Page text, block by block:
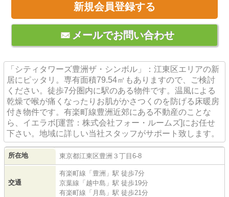
新規会員登録する
メールでお問い合わせ
「シティタワーズ豊洲ザ・シンボル」：江東区エリアの新
居にピッタリ。専有面積79.54㎡もありますので、ご検討
ください。徒歩7分圏内に駅のある物件です。温風による
乾燥で喉が痛くなったりお肌がかさつくのを防げる床暖房
付き物件です。有楽町線豊洲近郊にある不動産のことな
ら、イエラボ[運営：株式会社フォー・ルームズ]にお任せ
下さい。地域に詳しい当社スタッフがサポート致します。
所在地 東京都江東区豊洲 ３丁目6-8
交通
有楽町線 「 豊洲 」駅 徒歩7分
京葉線 「 越中島 」駅 徒歩19分
有楽町線 「 月島 」駅 徒歩21分